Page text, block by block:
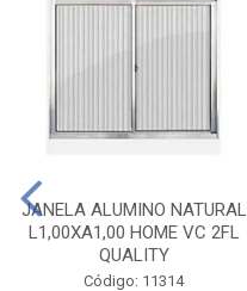
JANELA ALUMINO NATURAL
L1,00XA1,00 HOME VC 2FL
QUALITY
Código: 11314